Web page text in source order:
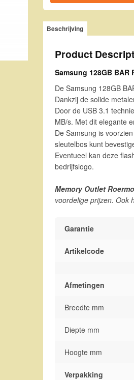
Beschrijving
Product
Samsung 128GB BAR
De Samsung 128GB
Dankzij de solide
Door de USB 3.1
MB/s. Met dit elegante
De Samsung is
sleutelbos kunt
Eventueel kan deze
bedrijfslogo.
Memory Outlet
voordelige prijzen. Ook
Garantie
Artikelcode
Afmetingen
Breedte mm
Diepte mm
Hoogte mm
Verpakking